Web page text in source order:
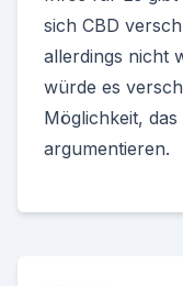
sich CBD
allerdings nicht
würde es
Möglichkeit,
argumentieren.